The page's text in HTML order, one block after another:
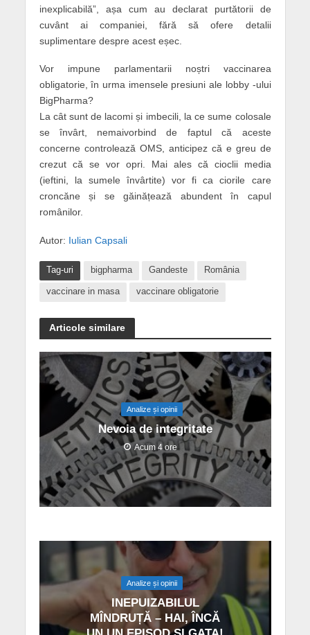
inexplicabilă”, așa cum au declarat purtătorii de
cuvânt ai companiei, fără să ofere detalii
suplimentare despre acest eșec.
Vor impune parlamentarii noștri vaccinarea
obligatorie, în urma imensele presiuni ale lobby -ului
BigPharma?
La cât sunt de lacomi și imbecili, la ce sume colosale
se învârt, nemaivorbind de faptul că aceste
concerne controlează OMS, anticipez că e greu de
crezut că se vor opri. Mai ales că cioclii media
(ieftini, la sumele învârtite) vor fi ca ciorile care
croncăne și se găinățează abundent în capul
românilor.
Autor: Iulian Capsali
Tag-uri bigpharma Gandeste România
vaccinare in masa vaccinare obligatorie
Articole similare
Analize și opinii
Nevoia de integritate
Acum 4 ore
Analize și opinii
INEPUIZABILUL
MÎNDRUȚĂ – HAI, ÎNCĂ